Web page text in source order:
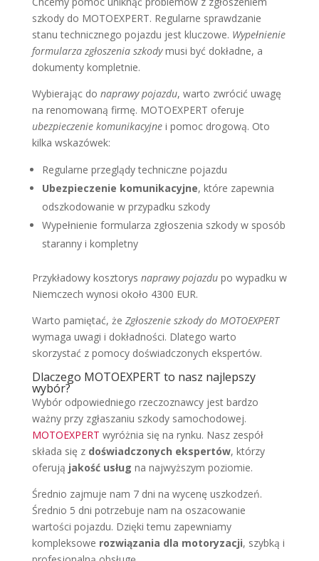
szkody do MOTOEXPERT. Regularne sprawdzanie
stanu technicznego pojazdu jest kluczowe. Wypełnienie
formularza zgłoszenia szkodymusi być dokładne, a
dokumenty kompletnie.
Wybierając do naprawy pojazdu, warto zwrócić uwagę
na renomowaną firmę. MOTOEXPERT oferuje
ubezpieczenie komunikacyjnei pomoc drogową. Oto
kilka wskazówek:
Regularne przeglądy techniczne pojazdu
Ubezpieczenie komunikacyjne, które zapewnia
odszkodowanie w przypadku szkody
Wypełnienie formularza zgłoszenia szkody w sposób
staranny i kompletny
Przykładowy kosztorys naprawy pojazdupo wypadku w
Niemczech wynosi około 4300 EUR.
Warto pamiętać, że Zgłoszenie szkody do MOTOEXPERT
wymaga uwagi i dokładności. Dlatego warto
skorzystać z pomocy doświadczonych ekspertów.
Dlaczego MOTOEXPERT to nasz najlepszy
wybór?
Wybór odpowiedniego rzeczoznawcy jest bardzo
ważny przy zgłaszaniu szkody samochodowej.
MOTOEXPERT wyróżnia się na rynku. Nasz zespół
składa się z doświadczonych ekspertów, którzy
oferują jakość usług na najwyższym poziomie.
Średnio zajmuje nam 7 dni na wycenę uszkodzeń.
Średnio 5 dni potrzebuje nam na oszacowanie
wartości pojazdu. Dzięki temu zapewniamy
kompleksowe rozwiązania dla motoryzacji, szybką i